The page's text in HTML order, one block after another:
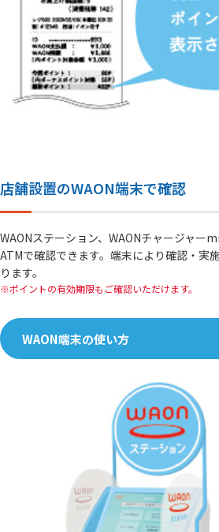
店舗設置のWAON端末で確認
WAONステーション、WAONチャージャー
ATMで確認できます。端末により確認・実
ります。
ポイントの有効期限もご確認いただけます。
WAON端末の使い方